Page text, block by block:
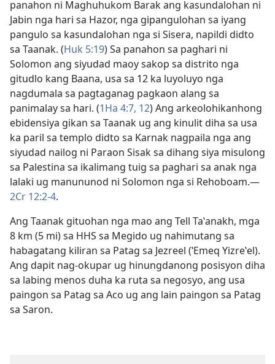
panahon ni Maghuhukom Barak ang kasundalohan ni
Jabin nga hari sa Hazor, nga gipangulohan sa iyang
pangulo sa kasundalohan nga si Sisera, napildi didto
sa Taanak. (Huk 5:19) Sa panahon sa paghari ni
Solomon ang siyudad maoy sakop sa distrito nga
gitudlo kang Baana, usa sa 12 ka luyoluyo nga
nagdumala sa pagtaganag pagkaon alang sa
panimalay sa hari. (1Ha 4:​7, 12) Ang arkeolohikanhong
ebidensiya gikan sa Taanak ug ang kinulit diha sa usa
ka paril sa templo didto sa Karnak nagpaila nga ang
siyudad nailog ni Paraon Sisak sa dihang siya misulong
sa Palestina sa ikalimang tuig sa paghari sa anak nga
lalaki ug manununod ni Solomon nga si Rehoboam.​—
2Cr 12:2-4.
Ang Taanak gituohan nga mao ang Tell Taʽanakh, mga
8 km (5 mi) sa HHS sa Megido ug nahimutang sa
habagatang kiliran sa Patag sa Jezreel (ʽEmeq Yizreʽel).
Ang dapit nag-okupar ug hinungdanong posisyon diha
sa labing menos duha ka ruta sa negosyo, ang usa
paingon sa Patag sa Aco ug ang lain paingon sa Patag
sa Saron.